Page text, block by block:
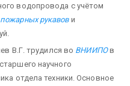
водопровода с учётом
пожарных рукавови
В.Г. трудился во ВНИИПОв
научного
отдела техники. Основное